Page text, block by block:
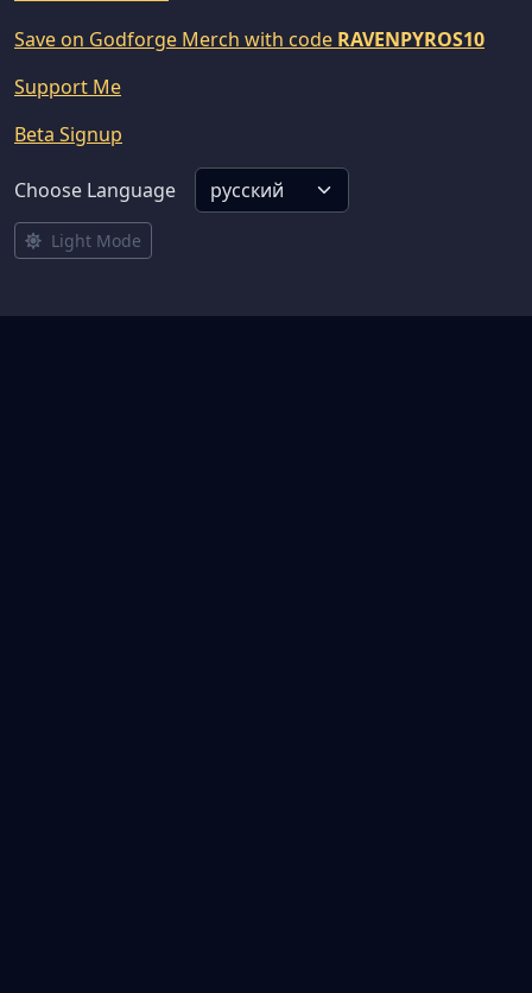
Save on Godforge Merch with code RAVENPYROS10
Support Me
Beta Signup
Choose Language
Light Mode